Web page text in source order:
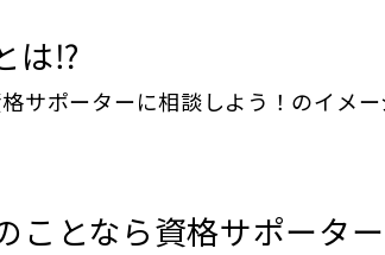
は⁉️
となら資格サポータ